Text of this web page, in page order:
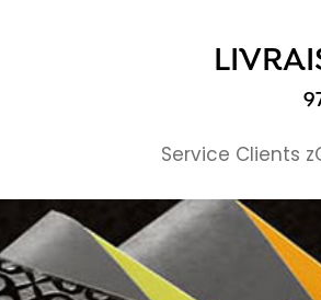
Service Clients